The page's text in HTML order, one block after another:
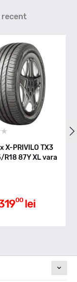
recent
PRIVILO TX3
87Y XL vara
00 lei